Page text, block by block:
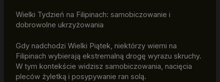
Wielki Tydzień na Filipinach: samobiczowanie i
dobrowolne ukrzyżowania
Gdy nadchodzi Wielki Piątek, niektórzy wierni na
Filipinach wybierają ekstremalną drogę wyrazu skruchy.
W tym kontekście widzisz samobiczowania, nacięcia
pleców żyletką i posypywanie ran solą.